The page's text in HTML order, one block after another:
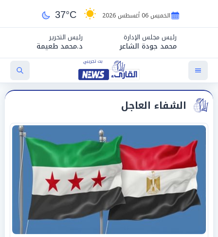
الخميس 06 أغسطس 2026 37°C
رئيس مجلس الإدارة
محمد جودة الشاعر
رئيس التحرير
د.محمد طعيمة
الشفاء العاجل